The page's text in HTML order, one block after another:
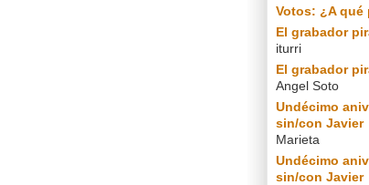
Votos: ¿A qué
El grabador
iturri
El grabador
Angel Soto
Undécimo
sin/con Javier
Marieta
Undécimo
sin/con Javier